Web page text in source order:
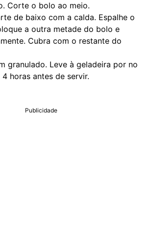
Corte o bolo ao meio.
de baixo com a calda. Espalhe o
a outra metade do bolo e
Cubra com o restante do
granulado. Leve à geladeira por no
horas antes de servir.
Publicidade